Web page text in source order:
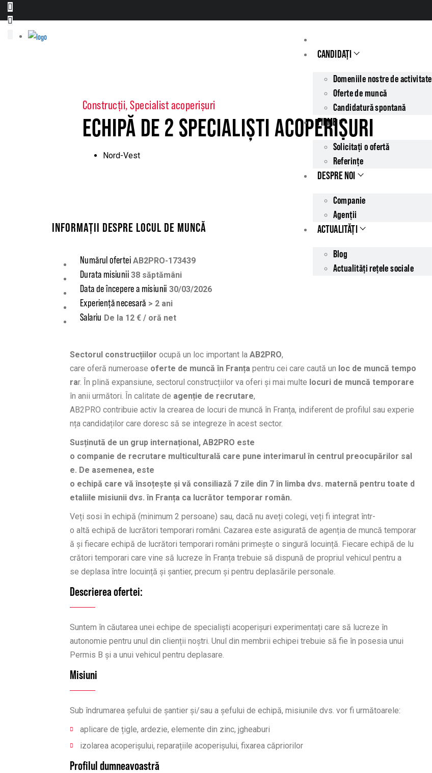
CANDIDAȚI
Domeniile nostre de activitate
Oferte de muncă
Candidatură spontană
FIRME
Solicitați o ofertă
Referințe
DESPRE NOI
Companie
Agenții
ACTUALITĂȚI
Blog
Actualități rețele sociale
Construcții, Specialist acoperișuri
ECHIPĂ DE 2 SPECIALIȘTI ACOPERIȘURI
Nord-Vest
INFORMAȚII DESPRE LOCUL DE MUNCĂ
Numărul ofertei AB2PRO-173439
Durata misiunii 38 săptămâni
Data de începere a misiunii 30/03/2026
Experiență necesară > 2 ani
Salariu De la 12 € / oră net
Sectorul construcțiilor ocupă un loc important la AB2PRO,
care oferă numeroase oferte de muncă în Franța pentru cei care caută un loc de muncă tempo
rar. În plină expansiune, sectorul construcțiilor va oferi și mai multe locuri de muncă temporare
în anii următori. În calitate de agenție de recrutare,
AB2PRO contribuie activ la crearea de locuri de muncă în Franța, indiferent de profilul sau experie
nța candidaților care doresc să se integreze în acest sector.
Susținută de un grup internațional, AB2PRO este
o companie de recrutare multiculturală care pune interimarul în centrul preocupărilor sal
e. De asemenea, este
o echipă care vă însoțește și vă consiliază 7 zile din 7 în limba dvs. maternă pentru toate d
etaliile misiunii dvs. în Franța ca lucrător temporar român.
Veți sosi în echipă (minimum 2 persoane) sau, dacă nu aveți colegi, veți fi integrat într-
o altă echipă de lucrători temporari români. Cazarea este asigurată de agenția de muncă temporar
ă și fiecare echipă de lucrători temporari români primește o singură locuință. Fiecare echipă de lu
crători temporari care vine să lucreze în Franța trebuie să dispună de propriul vehicul pentru a
se deplasa între locuință și șantier, precum și pentru deplasările personale.
Descrierea ofertei:
Suntem în căutarea unei echipe de specialiști acoperișuri experimentați care să lucreze în
autonomie pentru unul din clienții noștri. Unul din membrii echipei trebuie să fie în posesia unui
Permis B și a unui vehicul pentru deplasare.
Misiuni
Sub îndrumarea șefului de șantier și/sau a șefului de echipă, misiunile dvs. vor fi următoarele:
aplicare de țigle, ardezie, elemente din zinc, jgheaburi
izolarea acoperișului, reparațiile acoperișului, fixarea căpriorilor
Profilul dumneavoastră